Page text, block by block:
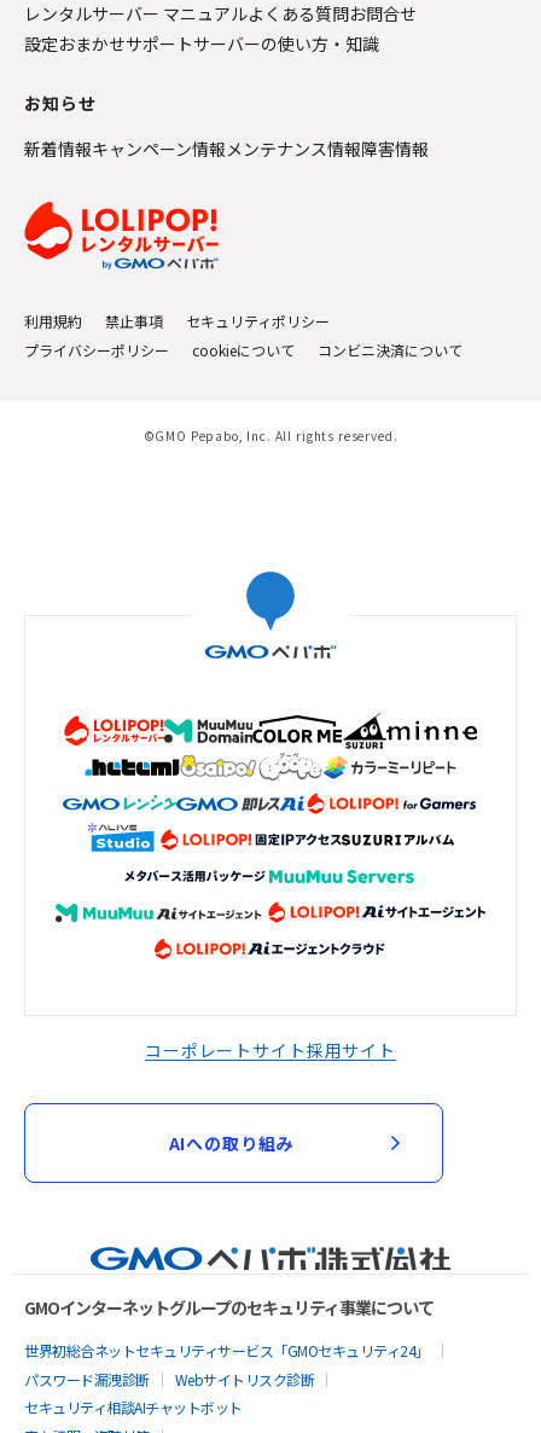
レンタルサーバー マニュアルよくある質問お問合せ
設定おまかせサポートサーバーの使い方・知識
お知らせ
新着情報キャンペーン情報メンテナンス情報障害情報
利用規約 禁止事項
セキュリティポリシー
プライバシーポリシー
cookieについて コンビニ決済について
©GMO Pepabo, Inc. All rights reserved.
コーポレートサイト採用サイト
AIへの取り組み
GMOインターネットグループのセキュリティ事業について
世界初総合ネットセキュリティサービス「GMOセキュリティ24」
パスワード漏洩診断
Webサイトリスク診断
セキュリティ相談AIチャットボット